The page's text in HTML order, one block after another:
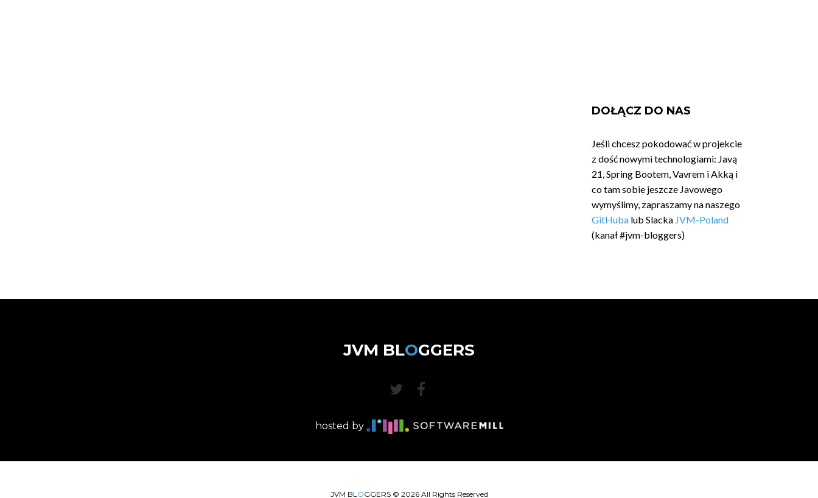
DOŁĄCZ DO NAS
Jeśli chcesz pokodować w projekcie
z dość nowymi technologiami: Javą
21, Spring Bootem, Vavrem i Akką i
co tam sobie jeszcze Javowego
wymyślimy, zapraszamy na naszego
GitHuba lub Slacka JVM-Poland
(kanał #jvm-bloggers)
JVM BLOGGERS
hosted by
JVM BLOGGERS © 2026All Rights Reserved